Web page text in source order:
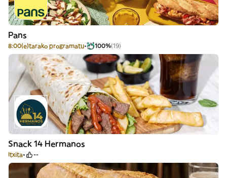
Pans
8:00(e)tarako programatu 100%(19)
Snack 14 Hermanos
Itxita --